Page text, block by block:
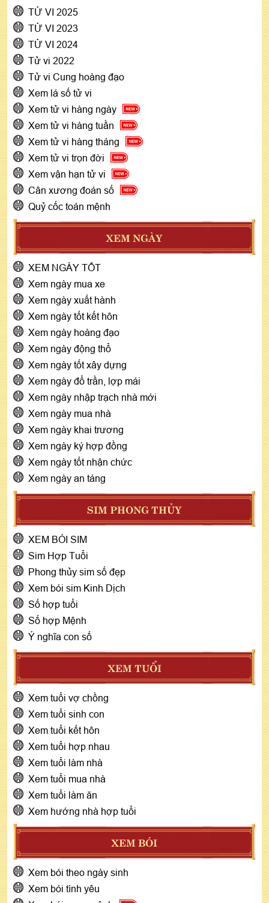
TỬ VI 2025
TỬ VI 2023
TỬ VI 2024
Tử vi 2022
Tử vi Cung hoàng đạo
Xem lá số tử vi
Xem tử vi hàng ngày
Xem tử vi hàng tuần
Xem tử vi hàng tháng
Xem tử vi trọn đời
Xem vận hạn tử vi
Cân xương đoán số
Quỷ cốc toán mệnh
XEM NGÀY
XEM NGÀY TỐT
Xem ngày mua xe
Xem ngày xuất hành
Xem ngày tốt kết hôn
Xem ngày hoàng đạo
Xem ngày động thổ
Xem ngày tốt xây dựng
Xem ngày đổ trần, lợp mái
Xem ngày nhập trạch nhà mới
Xem ngày mua nhà
Xem ngày khai trương
Xem ngày ký hợp đồng
Xem ngày tốt nhận chức
Xem ngày an táng
SIM PHONG THỦY
XEM BÓI SIM
Sim Hợp Tuổi
Phong thủy sim số đẹp
Xem bói sim Kinh Dịch
Số hợp tuổi
Số hợp Mệnh
Ý nghĩa con số
XEM TUỔI
Xem tuổi vợ chồng
Xem tuổi sinh con
Xem tuổi kết hôn
Xem tuổi hợp nhau
Xem tuổi làm nhà
Xem tuổi mua nhà
Xem tuổi làm ăn
Xem hướng nhà hợp tuổi
XEM BÓI
Xem bói theo ngày sinh
Xem bói tình yêu